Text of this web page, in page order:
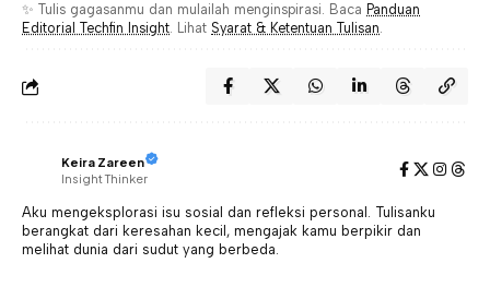
✨ Tulis gagasanmu dan mulailah menginspirasi. Baca Panduan
Editorial Techfin Insight. Lihat Syarat & Ketentuan Tulisan.
Keira Zareen
Insight Thinker
Aku mengeksplorasi isu sosial dan refleksi personal. Tulisanku
berangkat dari keresahan kecil, mengajak kamu berpikir dan
melihat dunia dari sudut yang berbeda.